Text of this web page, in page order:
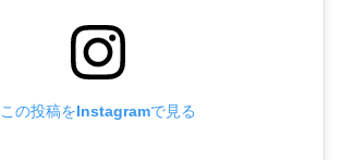
この投稿をInstagramで見る